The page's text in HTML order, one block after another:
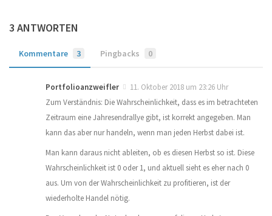
3 ANTWORTEN
Kommentare 3 Pingbacks 0
Portfolioanzweifler
11. Oktober 2018 um 23:26 Uhr
Zum Verständnis: Die Wahrscheinlichkeit, dass es im betrachteten
Zeitraum eine Jahresendrallye gibt, ist korrekt angegeben. Man
kann das aber nur handeln, wenn man jeden Herbst dabei ist.
Man kann daraus nicht ableiten, ob es diesen Herbst so ist. Diese
Wahrscheinlichkeit ist 0 oder 1, und aktuell sieht es eher nach 0
aus. Um von der Wahrscheinlichkeit zu profitieren, ist der
wiederholte Handel nötig.